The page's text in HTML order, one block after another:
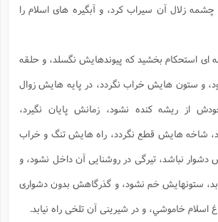
چشمه زلال آن سيراب كرد، و آبگيره هاى اسلام را
اى استحكام بخشيد كه پيوندهايش نگسلد، و حلقه
و ستون هايش خراب نگردد، در پايه هايش زوال
از ريشه كنده نشود، زمانش پايان نگيرد،
شاخه هايش قطع نگردد، راه هايش تنگ و خراب
نباشد، تيرگى در روشنايى آن داخل نشود، و
ستونهايش خم نشود، و گذرگاهش بدون دشوارى
اسلام خاموشي، و در شيرينى آن تلخى راه نيابد.